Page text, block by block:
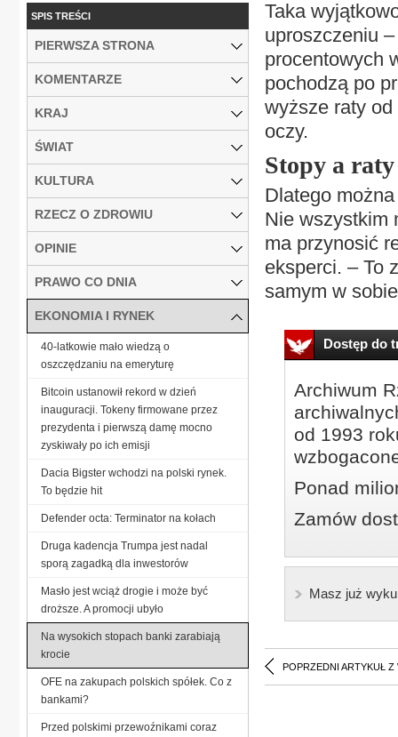
Taka
uproszczeniu
procentowych
pochodzą po
wyższe raty od
oczy.
Stopy a
Dlatego
Nie wszystkim
ma przynosić
eksperci. – To
samym w
Dostęp do
Archiwum
od 1993
Ponad
Zamów
Masz już
POPRZEDNI ARTYKUŁ Z
SPIS TREŚCI
PIERWSZA STRONA
KOMENTARZE
KRAJ
ŚWIAT
KULTURA
RZECZ O ZDROWIU
OPINIE
PRAWO CO DNIA
EKONOMIA I RYNEK
40-latkowie mało wiedzą o
oszczędzaniu na emeryturę
Bitcoin ustanowił rekord w dzień
inauguracji. Tokeny firmowane przez
prezydenta i pierwszą damę mocno
zyskiwały po ich emisji
Dacia Bigster wchodzi na polski rynek.
To będzie hit
Defender octa: Terminator na kołach
Druga kadencja Trumpa jest nadal
sporą zagadką dla inwestorów
Masło jest wciąż drogie i może być
droższe. A promocji ubyło
Na wysokich stopach banki zarabiają
krocie
OFE na zakupach polskich spółek. Co z
bankami?
Przed polskimi przewoźnikami coraz